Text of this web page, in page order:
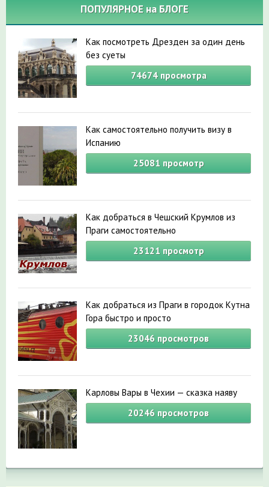
ПОПУЛЯРНОЕ на БЛОГЕ
Как посмотреть Дрезден за один день
без суеты
74674просмотра
Как самостоятельно получить визу в
Испанию
25081просмотр
Как добраться в Чешский Крумлов из
Праги самостоятельно
23121просмотр
Как добраться из Праги в городок Кутна
Гора быстро и просто
23046 просмотров
Карловы Вары в Чехии — сказка наяву
20246 просмотров